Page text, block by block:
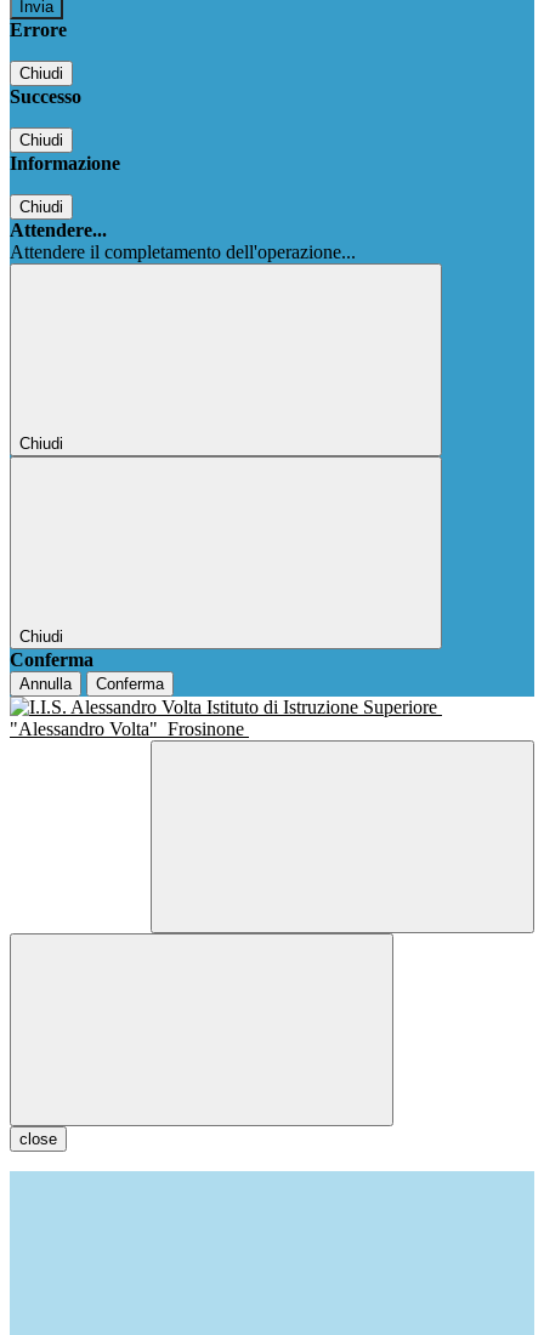
Errore
Chiudi
Successo
Chiudi
Informazione
Chiudi
Attendere...
Attendere il completamento dell'operazione...
Chiudi
Chiudi
Conferma
Annulla Conferma
Istituto di Istruzione Superiore
"Alessandro Volta" Frosinone
close